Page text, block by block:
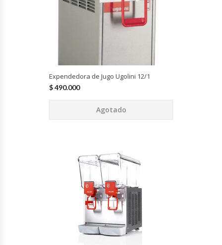
Congeladoras Tapa De Vidrio
Congeladores Verticales
Coolers / Visicoolers
Dispensadores De Salsas
Expendedora de Jugo Ugolini 12/1
$490.000
Agotado